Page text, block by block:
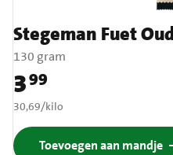
Stegeman Fuet
130 gram
Prijs: € 3,99
399
€ 30,69 per kilo
30,69/kilo
Toevoegen aan mandje